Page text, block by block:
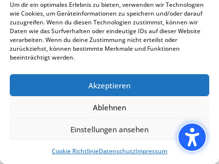
Um dir ein optimales Erlebnis zu bieten, verwenden wir Technologien
wie Cookies, um Geräteinformationen zu speichern und/oder darauf
zuzugreifen. Wenn du diesen Technologien zustimmst, können wir
Daten wie das Surfverhalten oder eindeutige IDs auf dieser Website
verarbeiten. Wenn du deine Zustimmung nicht erteilst oder
zurückziehst, können bestimmte Merkmale und Funktionen
beeinträchtigt werden.
Akzeptieren
Ablehnen
Einstellungen ansehen
Cookie RichtlinieDatenschutzImpressum
widerrufen werden.
Eine automatische Übertragung von Nutzerdaten an
die Betreiber dieser Plattformen erfolgt durch dieses
Tool nicht. Ist der Nutzer bei einem der sozialen
Netzwerke angemeldet, erscheint bei der Nutzung
vor dem Absenden bestätigen kann.
Unsere Nutzer können die Inhalte dieser Seite
datenschutzkonform in sozialen Netzwerken teilen,
ohne dass komplette Surf-Profile durch die Betreiber